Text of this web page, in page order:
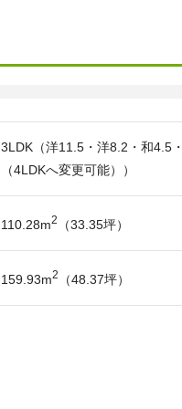
3LDK（洋11.5・洋8.2・和4.5
（4LDKへ変更可能））
110.28m2 （33.35坪）
159.93m2 （48.37坪）